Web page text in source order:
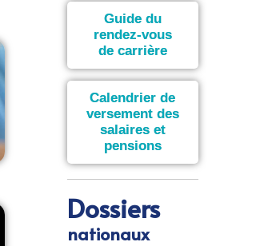
Guide du
rendez-vous
de carrière
Calendrier de
versement des
salaires et
pensions
Dossiers
nationaux